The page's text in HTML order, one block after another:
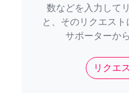
数などを入力して
と、そのリクエス
サポーターか
リクエ